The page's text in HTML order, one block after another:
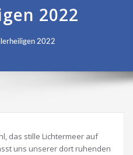
2022
2022
das stille Lichtermeer auf
uns unserer dort ruhenden